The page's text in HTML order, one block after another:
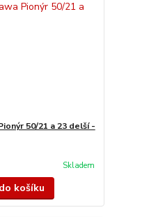
50/21 a 23 delší -
Skladem
košíku